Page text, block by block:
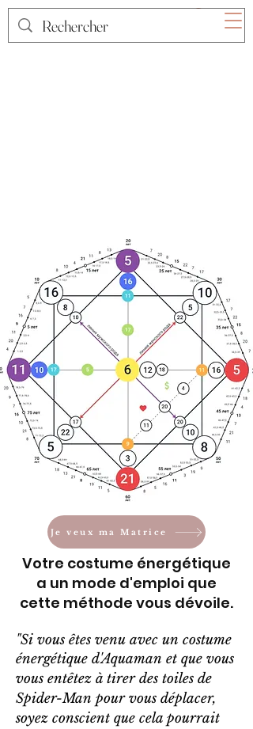
Je veux ma Matrice
Votre costume énergétique
a un mode d'emploi que
cette méthode vous dévoile.
"Si vous êtes venu avec un costume
énergétique d'Aquaman et que vous
vous entêtez à tirer des toiles de
Spider-Man pour vous déplacer,
soyez conscient que cela pourrait